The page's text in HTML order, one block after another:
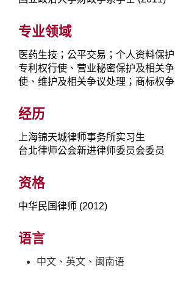
专业领域
医药生技；公平交易；个人资料保
专利权行使、营业秘密保护及相关
使、维护及相关争议处理；商标权
经历
上海锦天城律师事务所实习生
台北律师公会新进律师委员会委员
资格
中华民国律师 (2012)
语言
中文、英文、闽南语